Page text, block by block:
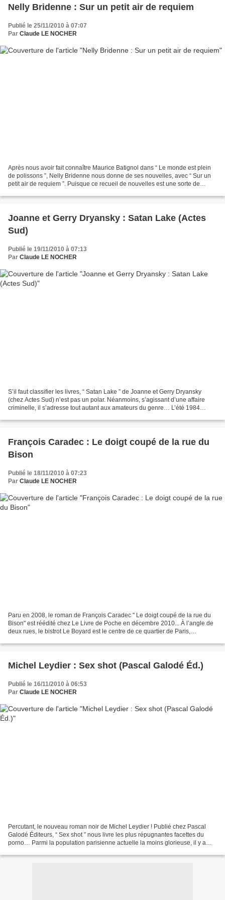
Nelly Bridenne : Sur un petit air de requiem
Publié le 25/11/2010 à 07:07
Par Claude LE NOCHER
Après nous avoir fait connaître Maurice Batignol dans “ Le monde est plein
de polissons ”, Nelly Bridenne nous donne de ses nouvelles, avec “ Sur un
petit air de requiem ”. Puisque ce recueil de nouvelles est une sorte de
Joanne et Gerry Dryansky : Satan Lake (Actes
Sud)
Publié le 19/11/2010 à 07:13
Par Claude LE NOCHER
S’il faut classifier les livres, “ Satan Lake ” de Joanne et Gerry Dryansky
(chez Actes Sud) n’est pas un polar. Néanmoins, s’agissant d’une affaire
criminelle, il s’adresse tout autant aux amateurs du genre… L’été 1984
François Caradec : Le doigt coupé de la rue du
Bison
Publié le 18/11/2010 à 07:23
Par Claude LE NOCHER
Paru en 2008, le roman de François Caradec " Le doigt coupé de la rue du
Bison" est réédité chez Le Livre de Poche en décembre 2010... À l’angle de
deux rues, le bistrot Le Boyard est le centre de ce quartier de Paris,
Michel Leydier : Sex shot (Pascal Galodé Éd.)
Publié le 16/11/2010 à 06:53
Par Claude LE NOCHER
Percutant, le nouveau roman noir de Michel Leydier ! Publié chez Pascal
Galodé Éditeurs, “ Sex shot ” nous livre les plus répugnantes facettes du
porno… Parmi la population parisienne actuelle la moins glorieuse, il y a